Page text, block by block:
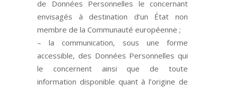
de Données Personnelles le concernant
envisagés à destination d’un État non
membre de la Communauté européenne ;
– la communication, sous une forme
accessible, des Données Personnelles qui
le concernent ainsi que de toute
information disponible quant à l’origine de